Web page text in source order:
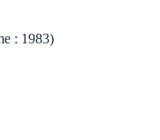
: 1983)